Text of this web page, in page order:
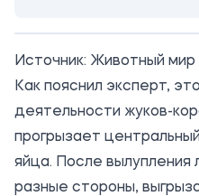
Источник: Животный мир
Как пояснил эксперт,
деятельности жуков-
прогрызает
яйца. После вылупления
разные стороны,